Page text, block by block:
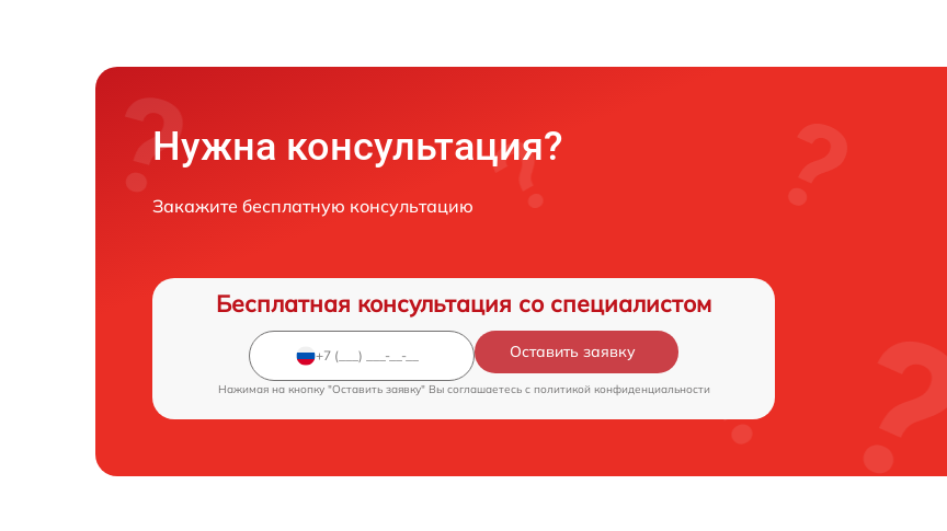
Нужна консультация?
Закажите бесплатную консультацию
Бесплатная консультация со специалистом
Оставить заявку
Нажимая на кнопку "Оставить заявку" Вы соглашаетесь c политикой конфиденциальности